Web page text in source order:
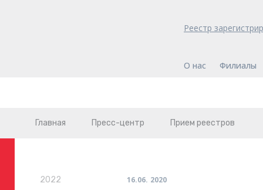
Реестр
О нас Филиалы
Главная Пресс-центр Прием реестров
2022 16.06. 2020